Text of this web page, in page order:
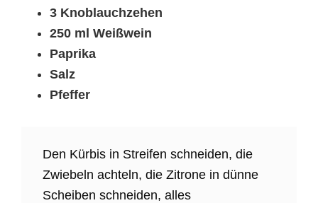
3 Knoblauchzehen
250 ml Weißwein
Paprika
Salz
Pfeffer
Den Kürbis in Streifen schneiden, die
Zwiebeln achteln, die Zitrone in dünne
Scheiben schneiden, alles